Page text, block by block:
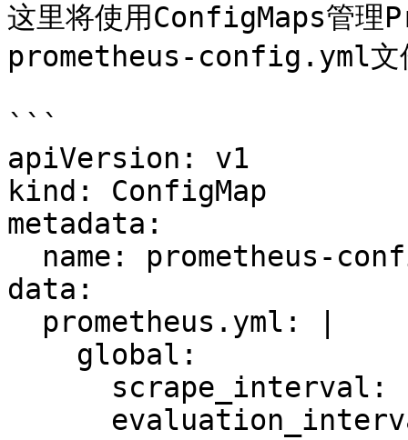
这里将使用ConfigMaps管理
prometheus-config.yml文
```
apiVersion: v1
kind: ConfigMap
metadata:
data: